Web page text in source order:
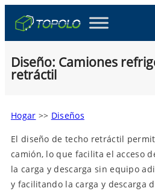
content
Diseño: Camiones
retráctil
Hogar >> Diseños
El diseño de techo retráctil
camión, lo que facilita el acceso
la carga y descarga sin equipo
y facilitando la carga y descarga